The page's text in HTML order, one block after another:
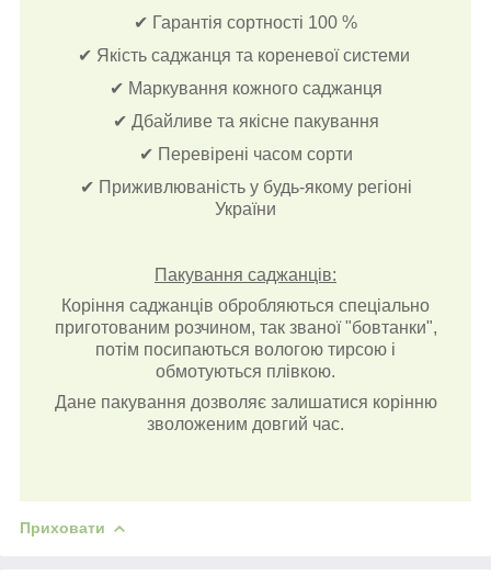
✔ Гарантія сортності 100 %
✔ Якість саджанця та кореневої системи
✔ Маркування кожного саджанця
✔ Дбайливе та якісне пакування
✔ Перевірені часом сорти
✔ Приживлюваність у будь-якому регіоні
України
Пакування саджанців:
Коріння саджанців обробляються спеціально
приготованим розчином, так званої "бовтанки",
потім посипаються вологою тирсою і
обмотуються плівкою.
Дане пакування дозволяє залишатися корінню
зволоженим довгий час.
Приховати